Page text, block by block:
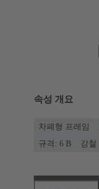
속성 개요
차폐형 프레임
규격: 6 B
강철